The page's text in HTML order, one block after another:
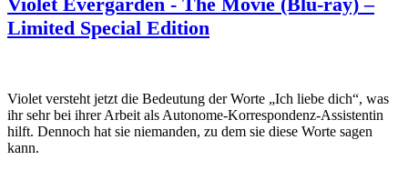
Limited Special Edition
Violet versteht jetzt die Bedeutung der Worte „Ich liebe dich“, was
ihr sehr bei ihrer Arbeit als Autonome-Korrespondenz-Assistentin
hilft. Dennoch hat sie niemanden, zu dem sie diese Worte sagen
kann.